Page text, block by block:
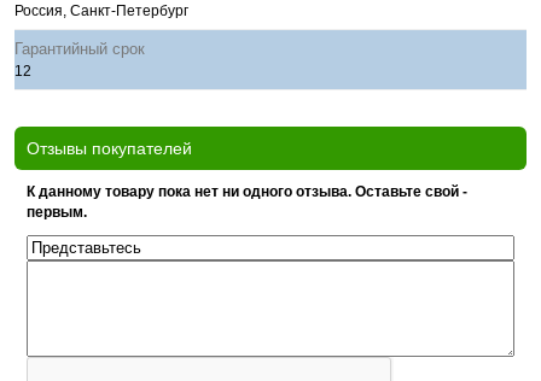
Россия, Санкт-Петербург
Гарантийный срок
12
Отзывы покупателей
К данному товару пока нет ни одного отзыва. Оставьте свой -
первым.